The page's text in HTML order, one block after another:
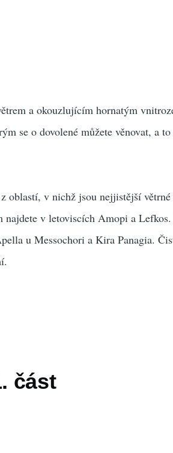
a okouzlujícím hornatým
se o dovolené můžete věnovat, a to
oblastí, v nichž jsou nejjistější
najdete v letoviscích Amopi a
u Messochori a Kira Panagia.
část